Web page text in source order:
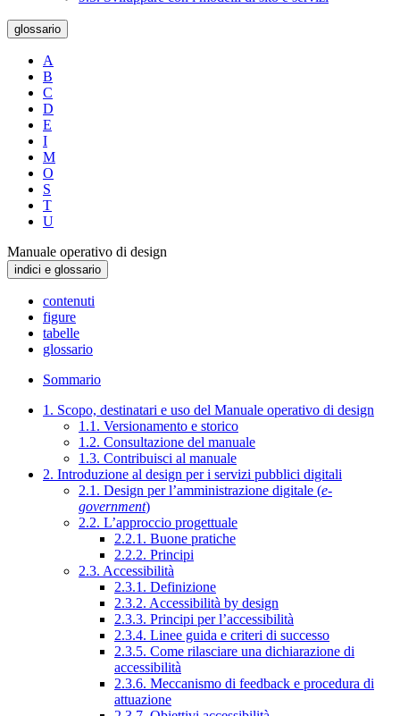
glossario
A
B
C
D
E
I
M
O
S
T
U
Manuale operativo di design
indici e glossario
contenuti
figure
tabelle
glossario
Sommario
1. Scopo, destinatari e uso del Manuale operativo di design
1.1. Versionamento e storico
1.2. Consultazione del manuale
1.3. Contribuisci al manuale
2. Introduzione al design per i servizi pubblici digitali
2.1. Design per l’amministrazione digitale (e-
government)
2.2. L’approccio progettuale
2.2.1. Buone pratiche
2.2.2. Principi
2.3. Accessibilità
2.3.1. Definizione
2.3.2. Accessibilità by design
2.3.3. Principi per l’accessibilità
2.3.4. Linee guida e criteri di successo
2.3.5. Come rilasciare una dichiarazione di
accessibilità
2.3.6. Meccanismo di feedback e procedura di
attuazione